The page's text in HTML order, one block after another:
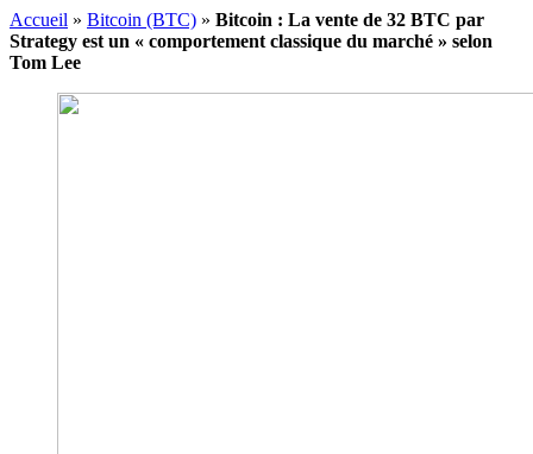
Accueil » Bitcoin (BTC) » Bitcoin : La vente de 32 BTC par
Strategy est un « comportement classique du marché » selon
Tom Lee